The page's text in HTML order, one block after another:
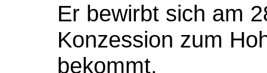
Er bewirbt sich am
Konzession zum
bekommt.